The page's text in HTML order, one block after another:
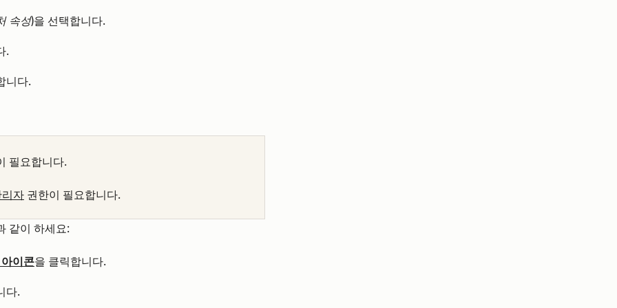
속성)을 선택합니다.
.
니다.
필요합니다.
자 권한이 필요합니다.
같이 하세요:
이콘을 클릭합니다.
다.